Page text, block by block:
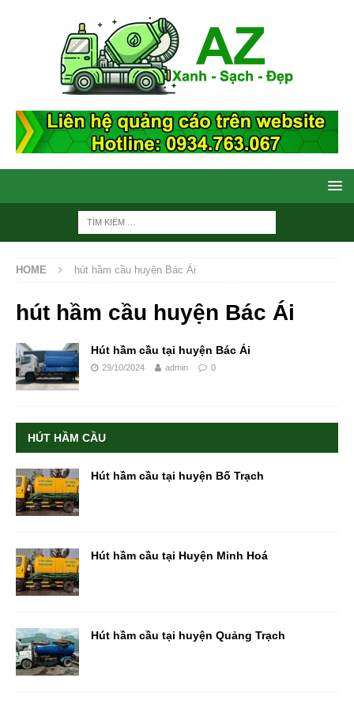
HOME hút hầm cầu huyện Bác Ái
hút hầm cầu huyện Bác Ái
Hút hầm cầu tại huyện Bác Ái
29/10/2024 admin 0
HÚT HẦM CẦU
Hút hầm cầu tại huyện Bố Trạch
Hút hầm cầu tại Huyện Minh Hoá
Hút hầm cầu tại huyện Quảng Trạch